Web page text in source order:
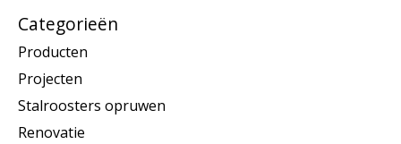
Categorieën
Producten
Projecten
Stalroosters opruwen
Renovatie